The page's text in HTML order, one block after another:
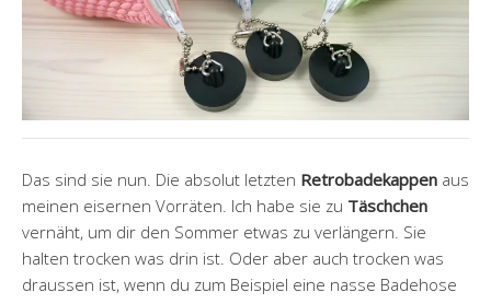
Das sind sie nun. Die absolut letzten Retrobadekappen aus
meinen eisernen Vorräten. Ich habe sie zu Täschchen
vernäht, um dir den Sommer etwas zu verlängern. Sie
halten trocken was drin ist. Oder aber auch trocken was
draussen ist, wenn du zum Beispiel eine nasse Badehose